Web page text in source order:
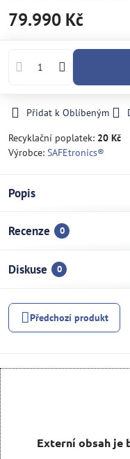
79.990 Kč
Přidat k Oblíbeným
Recyklační poplatek: 20 Kč
Výrobce: SAFEtronics®
Popis
Recenze 0
Diskuse 0
Předchozí produkt
Externí obsah je